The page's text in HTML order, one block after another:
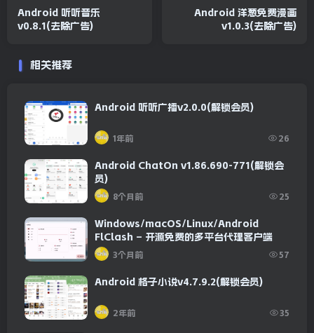
Android 听听音乐
v0.8.1(去除广告)
Android 洋葱免费漫画
v1.0.3(去除广告)
相关推荐
Android 听听广播v2.0.0(解锁会员)
1年前 26
Android ChatOn v1.86.690-771(解锁会
员)
8个月前 25
Windows/macOS/Linux/Android
FlClash – 开源免费的多平台代理客户端
3个月前 57
Android 格子小说v4.7.9.2(解锁会员)
2年前 35